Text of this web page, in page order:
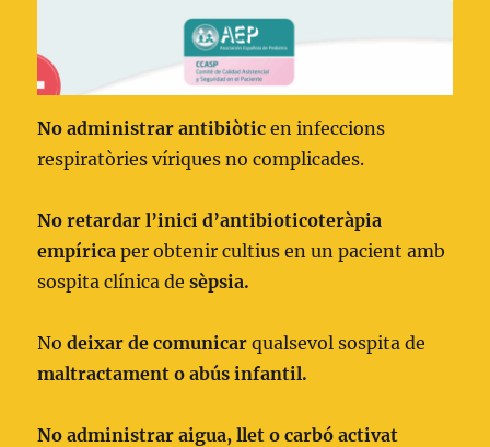
No administrar antibiòtic en infeccions
respiratòries víriques no complicades.
No retardar l’inici d’antibioticoteràpia
empírica per obtenir cultius en un pacient amb
sospita clínica desèpsia.
Nodeixar de comunicar qualsevol sospita de
maltractament o abús infantil.
No administrar aigua, llet o carbó activat